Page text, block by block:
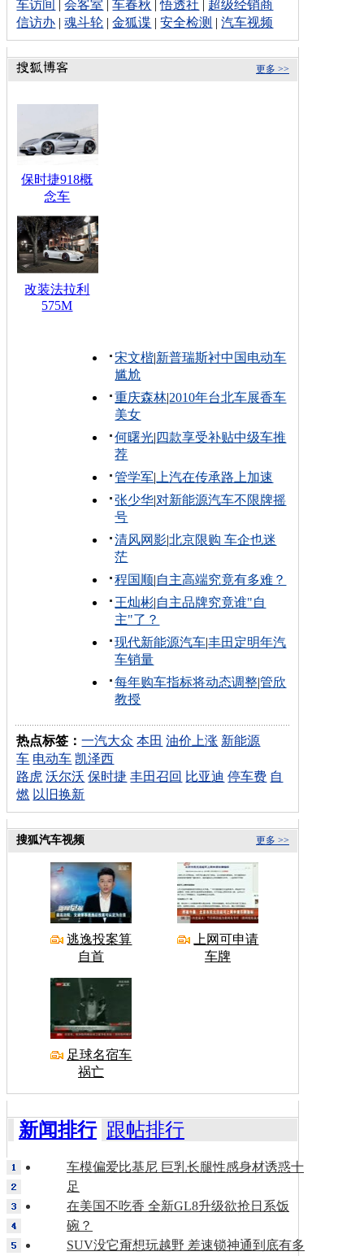
车访间 |会客室 |车春秋 |悟透社
超级经销商
信访办 |魂斗轮 |金狐谍 |安全检测 |汽车视频
更多 >>
保时捷918概
念车
改装法拉利
575M
宋文楷|新普瑞斯衬中国电动车
尴尬
重庆森林|2010年台北车展香车
美女
何曙光| 四款享受补贴中级车推
荐
管学军| 上汽在传承路上加速
张少华|对新能源汽车不限牌摇
号
清风网影|北京限购 车企也迷
茫
程国顺|自主高端究竟有多难？
王灿彬|自主品牌究竟谁"自
主"了？
现代新能源汽车|丰田定明年汽
车销量
每年购车指标将动态调整|管欣
教授
热点标签：一汽大众 本田 油价上涨 新能源
车 电动车 凯泽西
路虎 沃尔沃 保时捷 丰田召回 比亚迪 停车费 自
燃 以旧换新
更多 >>
搜狐汽车视频
逃逸投案算
自首
上网可申请
车牌
足球名宿车
祸亡
新闻排行 跟帖排行
车模偏爱比基尼 巨乳长腿性感身材诱惑十
足
在美国不吃香 全新GL8升级欲抢日系饭
碗？
SUV没它甭想玩越野 差速锁神通到底有多